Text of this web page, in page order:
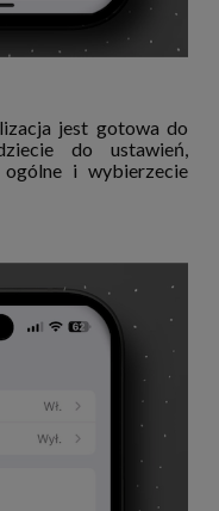
jest gotowa do
do ustawień,
i wybierzecie